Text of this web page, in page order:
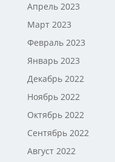
Апрель 2023
Март 2023
Февраль 2023
Январь 2023
Декабрь 2022
Ноябрь 2022
Октябрь 2022
Сентябрь 2022
Август 2022